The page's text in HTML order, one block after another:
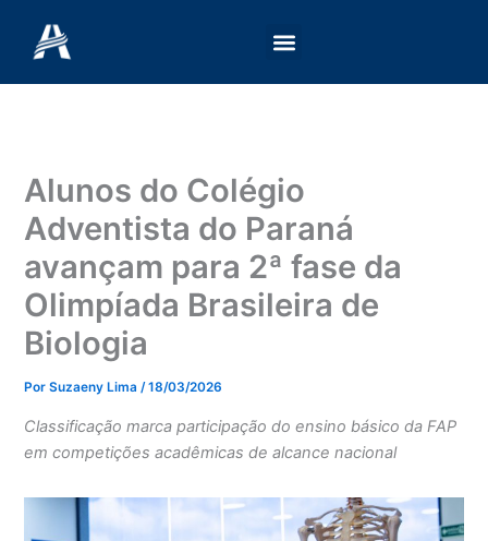
conteúdo
Alunos do Colégio
Adventista do Paraná
avançam para 2ª fase da
Olimpíada Brasileira de
Biologia
PorSuzaeny Lima/18/03/2026
Classificação marca participação do ensino básico da FAP
em competições acadêmicas de alcance nacional